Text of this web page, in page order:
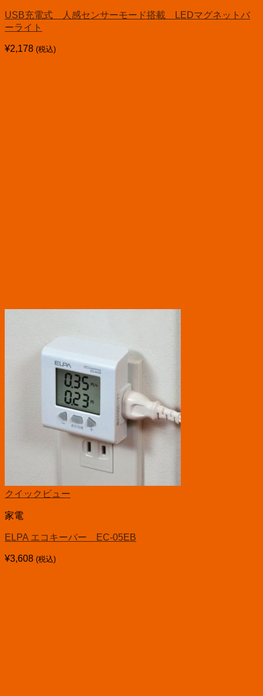
USB充電式 人感センサーモード搭載 LEDマグネットバ
ーライト
¥2,178 (税込)
クイックビュー
家電
ELPA エコキーパー EC-05EB
¥3,608 (税込)